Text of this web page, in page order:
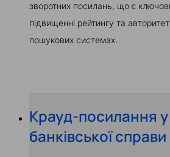
зворотних посилань, що є
підвищенні рейтингу та
пошукових системах.
Крауд-посилання у
банківської справи